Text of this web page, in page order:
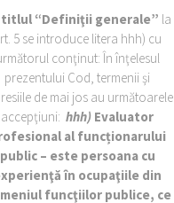
titlul “Definiţii generale” la
5 se introduce litera hhh) cu
conţinut: În înţelesul
prezentului Cod, termenii şi
de mai jos au următoarele
accepţiuni: hhh) Evaluator
al funcționarului
public – este persoana cu
în ocupaţiile din
funcţiilor publice, ce